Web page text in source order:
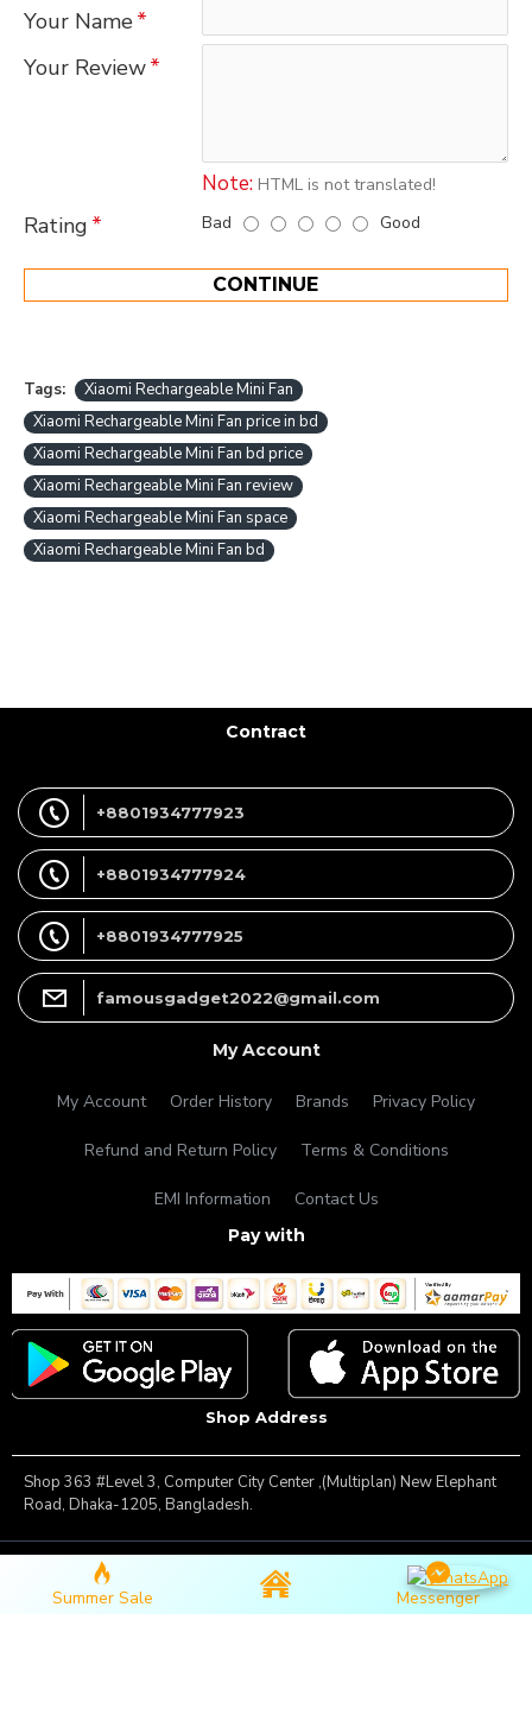
Your Name
Your Review
Note: HTML is not translated!
Rating Bad Good
CONTINUE
Tags:
Xiaomi Rechargeable Mini Fan
Xiaomi Rechargeable Mini Fan price in bd
Xiaomi Rechargeable Mini Fan bd price
Xiaomi Rechargeable Mini Fan review
Xiaomi Rechargeable Mini Fan space
Xiaomi Rechargeable Mini Fan bd
Contract
+8801934777923
+8801934777924
+8801934777925
famousgadget2022@gmail.com
My Account
My Account Order History Brands Privacy Policy
Refund and Return Policy Terms & Conditions
EMI Information Contact Us
Pay with
Shop Address
Shop 363 #Level 3, Computer City Center ,(Multiplan) New Elephant
Road, Dhaka-1205, Bangladesh.
Copyright © 2025, Famous Gadget, All Rights Reserved
Summer Sale Messenger